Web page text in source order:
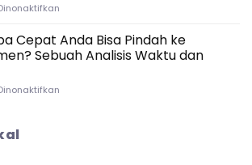
Profesional:
Mana
yang
Apabila
Pindah/Keluar
dari
Cepat Anda Bisa Pindah ke
Sebuah Analisis Waktu dan